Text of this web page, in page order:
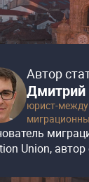
Автор
Дмитрий
юрист-
Union, автор